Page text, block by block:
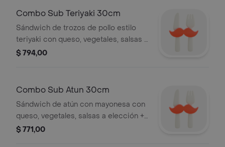
Combo Sub Teriyaki 30cm
Sándwich de trozos de pollo estilo
teriyaki con queso, vegetales, salsas a
elección + bebida 500ml +
$ 794,00
Combo Sub Atun 30cm
Sándwich de atún con mayonesa con
queso, vegetales, salsas a elección +
bebida 500ml + acompañamiento a
$ 771,00